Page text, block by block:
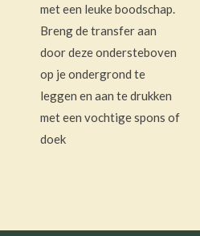
met een leuke boodschap.
Breng de transfer aan
door deze ondersteboven
op je ondergrond te
leggen en aan te drukken
met een vochtige spons of
doek